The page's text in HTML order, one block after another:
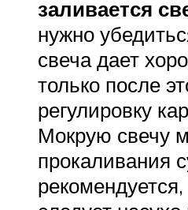
заливается
нужно
свеча дает
только после
регулировку
Мокрую свечу
прокаливания